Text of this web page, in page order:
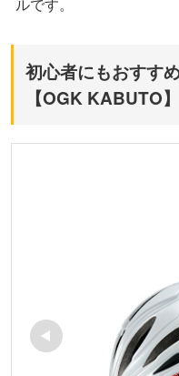
初心者にもおすす
【OGK KABUTO】